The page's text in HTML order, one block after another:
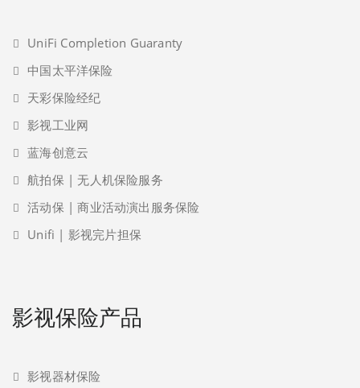
UniFi Completion Guaranty
中国太平洋保险
天彩保险经纪
影视工业网
蓝海创意云
航拍保 | 无人机保险服务
活动保 | 商业活动演出服务保险
Unifi | 影视完片担保
影视保险产品
影视器材保险